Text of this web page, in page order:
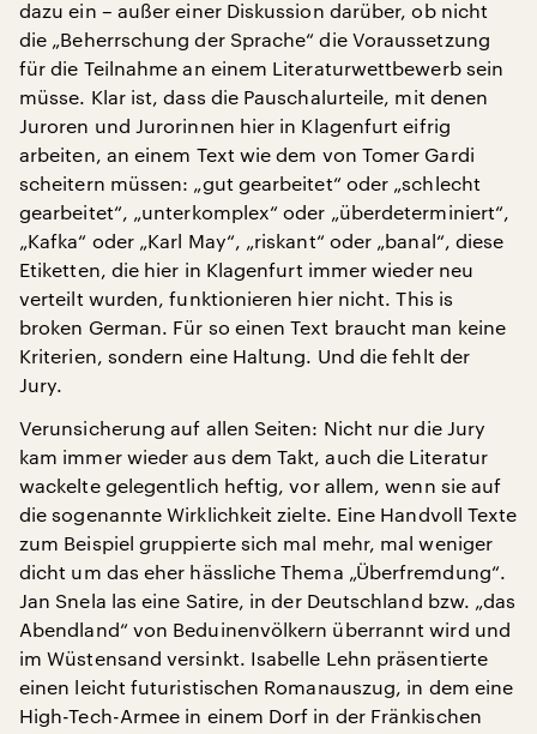
dazu ein – außer einer Diskussion darüber, ob nicht
die „Beherrschung der Sprache“ die Voraussetzung
für die Teilnahme an einem Literaturwettbewerb sein
müsse. Klar ist, dass die Pauschalurteile, mit denen
Juroren und Jurorinnen hier in Klagenfurt eifrig
arbeiten, an einem Text wie dem von Tomer Gardi
scheitern müssen: „gut gearbeitet“ oder „schlecht
gearbeitet“, „unterkomplex“ oder „überdeterminiert“,
„Kafka“ oder „Karl May“, „riskant“ oder „banal“, diese
Etiketten, die hier in Klagenfurt immer wieder neu
verteilt wurden, funktionieren hier nicht. This is
broken German. Für so einen Text braucht man keine
Kriterien, sondern eine Haltung. Und die fehlt der
Jury.
Verunsicherung auf allen Seiten: Nicht nur die Jury
kam immer wieder aus dem Takt, auch die Literatur
wackelte gelegentlich heftig, vor allem, wenn sie auf
die sogenannte Wirklichkeit zielte. Eine Handvoll Texte
zum Beispiel gruppierte sich mal mehr, mal weniger
dicht um das eher hässliche Thema „Überfremdung“.
Jan Snela las eine Satire, in der Deutschland bzw. „das
Abendland“ von Beduinenvölkern überrannt wird und
im Wüstensand versinkt. Isabelle Lehn präsentierte
einen leicht futuristischen Romanauszug, in dem eine
High-Tech-Armee in einem Dorf in der Fränkischen